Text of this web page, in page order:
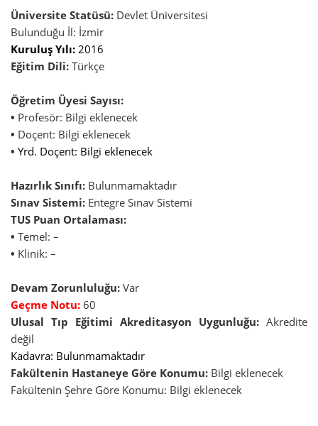
Üniversite Statüsü: Devlet Üniversitesi
Bulunduğu İl: İzmir
Kuruluş Yılı: 2016
Eğitim Dili: Türkçe
Öğretim Üyesi Sayısı:
• Profesör: Bilgi eklenecek
• Doçent: Bilgi eklenecek
• Yrd. Doçent: Bilgi eklenecek
Hazırlık Sınıfı: Bulunmamaktadır
Sınav Sistemi: Entegre Sınav Sistemi
TUS Puan Ortalaması:
• Temel: –
• Klinik: –
Devam Zorunluluğu: Var
Geçme Notu: 60
Ulusal Tıp Eğitimi Akreditasyon Uygunluğu: Akredite
değil
Kadavra: Bulunmamaktadır
Fakültenin Hastaneye Göre Konumu: Bilgi eklenecek
Fakültenin Şehre Göre Konumu: Bilgi eklenecek